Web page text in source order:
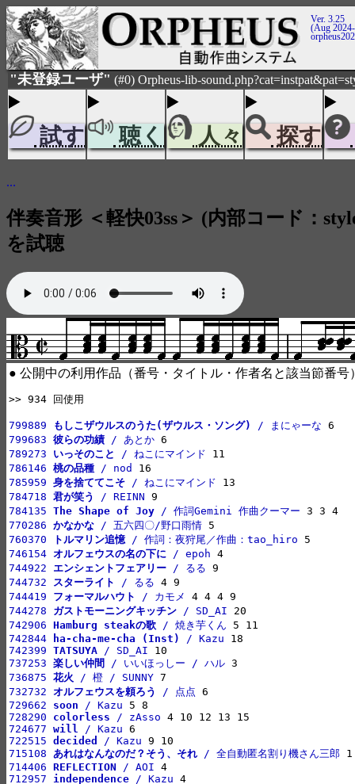
Ver. 3.25
(Aug
"未登録ユーザ" (#0) Orpheus-lib-
試す 聴く 人々 探す
...
伴奏音形 ＜軽快03ss＞ (内部コード：
を試聴
● 公開中の利用作品（番号・タイトル・作者名と該当節番号
>> 934 回使用
799889 もしこザウルスのうた(ザウルス・ソング) / まにゃーな
799683 彼らの功績 / あとか
789273 いっそのこと / ねこにマインド
786146 桃の品種 / nod
785959 身を捨ててこそ / ねこにマインド
784718 君が笑う / REINN
784135 The Shape of Joy / 作詞Gemini 作曲クーマー
770286 かなかな / 五六四〇/野口雨情
760370
トルマリン追憶 / 作詞：夜狩尾／作曲：tao_hiro
746154 オルフェウスの名の下に / epoh
744922 エンシェントフェアリー / るる
744732
スターライト / るる
744419 フォーマルハウト / カモメ
744278 ガストモーニングキッチン / SD_AI
742906 Hamburg steakの歌 / 焼き芋くん
742844
ha-cha-me-cha (Inst) / Kazu
742399 TATSUYA / SD_AI
737253 楽しい仲間 / いいほっしー / ハル
736875 花火 / 橙 / SUNNY
732732 オルフェウスを頼ろう / 点点
729662 soon / Kazu
728290 colorless / zAsso
724677 will / Kazu
722515 decided / Kazu
715108 あれはなんなのだ？そう、それ / 全自動匿名割り機さん三郎
714406 REFLECTION / AOI
712957 independence / Kazu